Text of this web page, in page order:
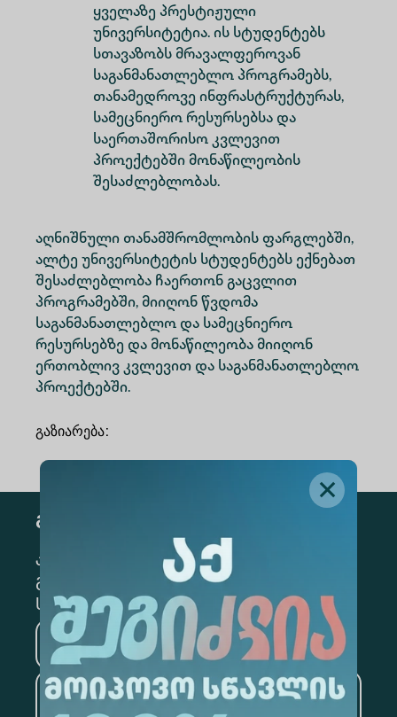
ყველაზე პრესტიჟული
უნივერსიტეტია. ის სტუდენტებს
სთავაზობს მრავალფეროვან
საგანმანათლებლო პროგრამებს,
თანამედროვე ინფრასტრუქტურას,
სამეცნიერო რესურსებსა და
საერთაშორისო კვლევით
პროექტებში მონაწილეობის
შესაძლებლობას.
აღნიშნული თანამშრომლობის ფარგლებში,
ალტე უნივერსიტეტის სტუდენტებს ექნებათ
შესაძლებლობა ჩაერთონ გაცვლით
პროგრამებში, მიიღონ წვდომა
საგანმანათლებლო და სამეცნიერო
რესურსებზე და მონაწილეობა მიიღონ
ერთობლივ კვლევით და საგანმანათლებლო
პროექტებში.
გაზიარება:
გამოწერა
კონკრეტული მიმართულების
გამოსაწერად, მონიშნეთ შესაბამისი
სექცია
მედიცინა ბიზნესი
საინფორმაციო